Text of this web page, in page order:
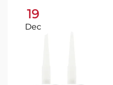
19
Dec